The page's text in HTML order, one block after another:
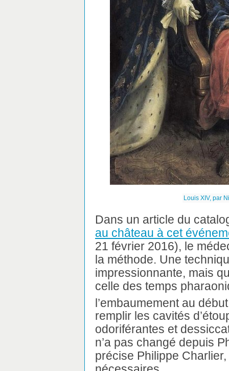
Louis XIV, par
Dans un article du
au château à cet
21 février 2016), le
la méthode. Une
impressionnante, mais
celle des temps
l’embaumement au
remplir les cavités
odoriférantes et
n’a pas changé depuis
précise Philippe